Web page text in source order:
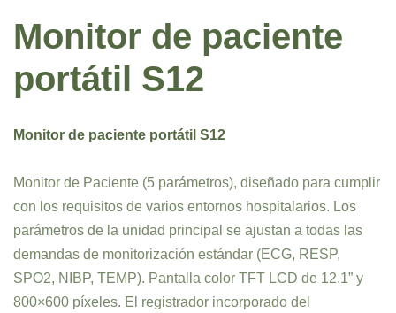
Monitor de paciente
portátil S12
Monitor de paciente portátil S12
Monitor de Paciente (5 parámetros), diseñado para cumplir
con los requisitos de varios entornos hospitalarios. Los
parámetros de la unidad principal se ajustan a todas las
demandas de monitorización estándar (ECG, RESP,
SPO2, NIBP, TEMP). Pantalla color TFT LCD de 12.1” y
800×600 píxeles. El registrador incorporado del